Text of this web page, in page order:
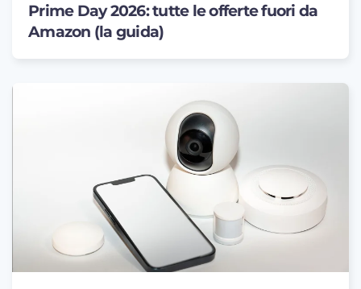
Prime Day 2026: tutte le offerte fuori da
Amazon (la guida)